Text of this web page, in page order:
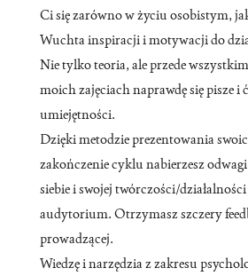
Ci się zarówno w życiu osobistym,
Wuchta inspiracji i motywacji do
Nie tylko teoria, ale przede
moich zajęciach naprawdę się pisze i
umiejętności.
Dzięki metodzie prezentowania
zakończenie cyklu nabierzesz
siebie i swojej twórczości/
audytorium. Otrzymasz szczery
prowadzącej.
Wiedzę i narzędzia z zakresu